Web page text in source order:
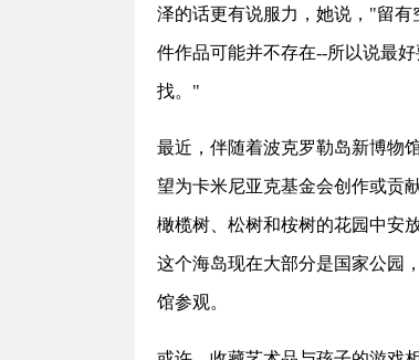
泽的话更有说服力，她说，"留
件作品可能并不存在--所以说最
找。"
最近，伴随着波克罗勒岛新博物
望为卡米尼亚克基金会创作或贡
橄榄树、松树和桉树的花园中安
这个海岛现在大部分是国家公园
馆参观。